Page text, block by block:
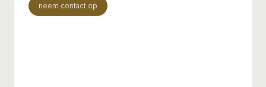
neem contact op